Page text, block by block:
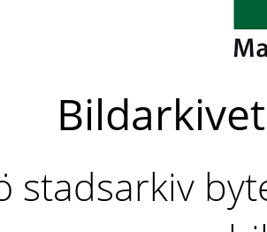
stadsarkiv